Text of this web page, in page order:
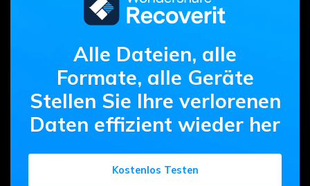
Alle Dateien, alle
Formate, alle Geräte
Stellen Sie Ihre verlorenen
Daten effizient wieder her
Kostenlos Testen